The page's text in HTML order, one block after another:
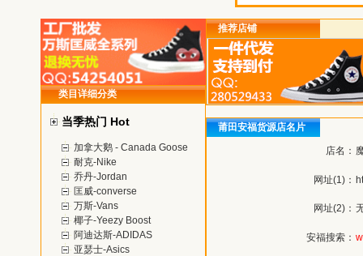
类目详细分类
当季热门 Hot
加拿大鹅 - Canada Goose
耐克-Nike
乔丹-Jordan
匡威-converse
万斯-Vans
椰子-Yeezy Boost
阿迪达斯-ADIDAS
亚瑟士-Asics
推荐店铺
莆田安福货源店名片
店名：
网址(1)：
网址(2)：
安福搜索：